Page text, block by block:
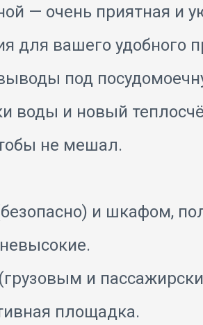
— очень приятная и
для вашего удобного
под
воды и новый
не мешал.
и шкафом,
и
площадка.